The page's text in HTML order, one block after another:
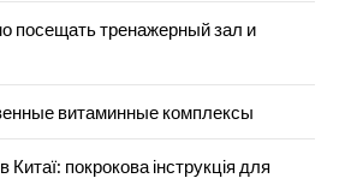
посещать тренажерный зал и
витаминные комплексы
покрокова інструкція для